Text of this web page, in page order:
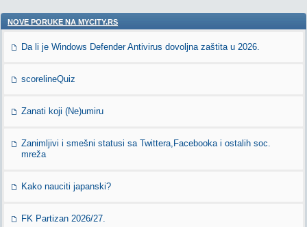
NOVE PORUKE NA MYCITY.RS
Da li je Windows Defender Antivirus dovoljna zaštita u 2026.
scorelineQuiz
Zanati koji (Ne)umiru
Zanimljivi i smešni statusi sa Twittera,Facebooka i ostalih soc.
mreža
Kako nauciti japanski?
FK Partizan 2026/27.